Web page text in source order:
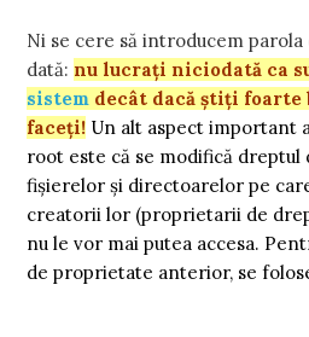
Ni se cere să introducem
dată: nu lucrați niciodată ca
sistem decât dacă știți foarte
faceți! Un alt aspect important
root este că se modifică
fișierelor și directoarelor pe
creatorii lor (proprietarii de
nu le vor mai putea accesa.
de proprietate anterior, se